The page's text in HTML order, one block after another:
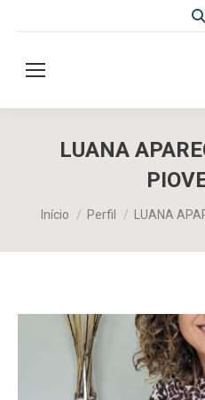
LUANA
Início Perfil LUANA